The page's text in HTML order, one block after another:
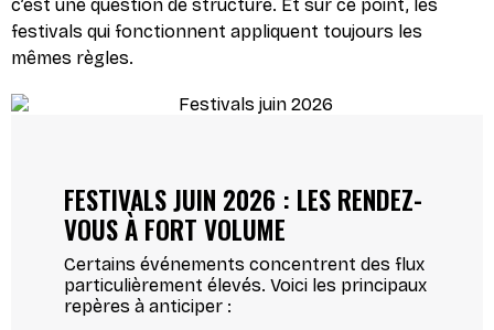
c’est une question de structure. Et sur ce point, les
festivals qui fonctionnent appliquent toujours les
mêmes règles.
FESTIVALS JUIN 2026 : LES RENDEZ-
VOUS À FORT VOLUME
Certains événements concentrent des flux
particulièrement élevés. Voici les principaux
repères à anticiper :